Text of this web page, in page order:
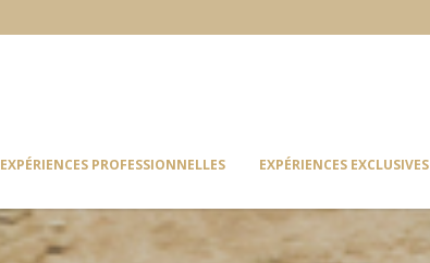
EXPÉRIENCES PROFESSIONNELLES EXPÉRIENCES EXCLUSIVES